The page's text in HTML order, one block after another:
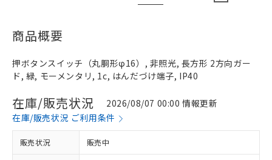
商品概要
押ボタンスイッチ（丸胴形φ16）, 非照光, 長方形 2方向ガー
ド, 緑, モーメンタリ, 1c, はんだづけ端子, IP40
在庫/販売状況
2026/08/07 00:00 情報更新
在庫/販売状況 ご利用条件
販売状況 販売中